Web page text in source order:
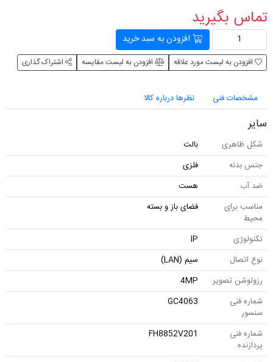
تماس بگیرید
افزودن به سبد خرید
افزودن به لیست مورد علاقه افزودن به لیست مقایسه اشتراک گذاری
مشخصات فنی نظرها درباره کالا
سایر
شکل ظاهری
بالت
جنس بدنه
فلزی
ضد آب
هست
مناسب برای
محیط
فضای باز و بسته
تکنولوژی
IP
نوع اتصال
سیم (LAN)
رزولوشن تصویر
4MP
شماره فنی
سنسور
GC4063
شماره فنی
پردازنده
FH8852V201